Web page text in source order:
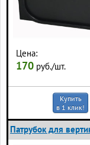
Цена:
170 руб./шт.
Купить
в 1 клик!
Патрубок для